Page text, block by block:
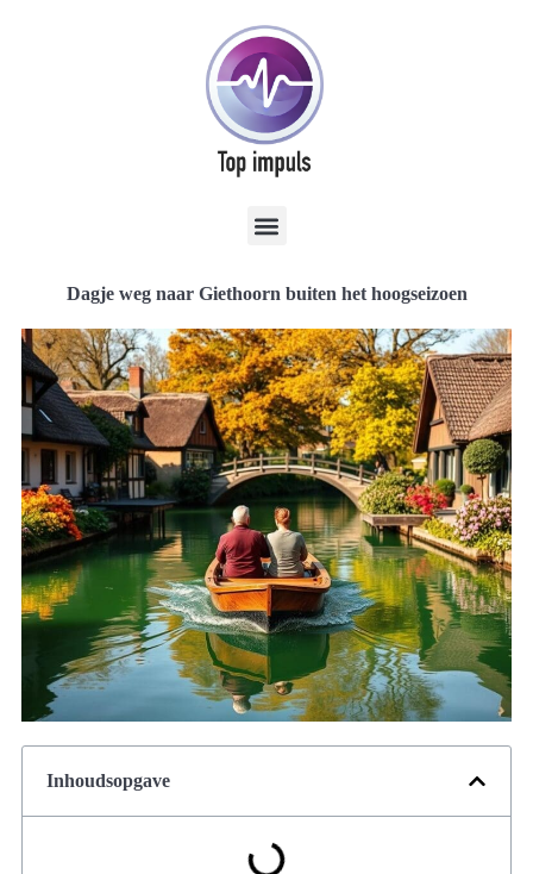
Dagje weg naar Giethoorn buiten het hoogseizoen
Inhoudsopgave